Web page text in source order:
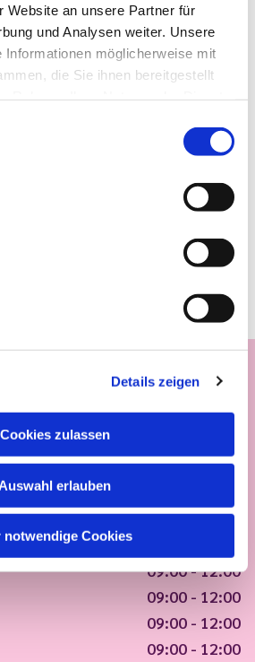
Website an unsere Partner für
und Analysen weiter. Unsere
Informationen möglicherweise mit
die Sie ihnen bereitgestellt
Details zeigen
Cookies zulassen
Auswahl erlauben
notwendige Cookies
09:00 - 12:00
09:00 - 12:00
09:00 - 12:00
09:00 - 12:00